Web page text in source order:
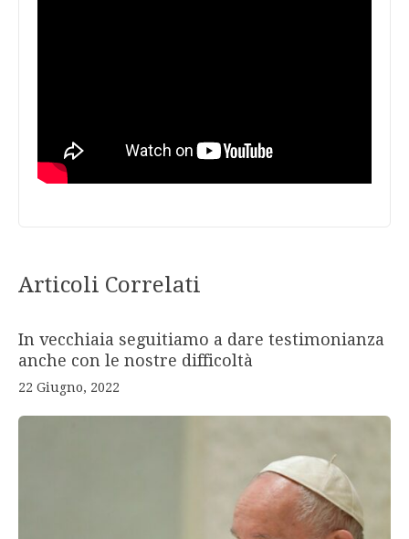
Articoli Correlati
In vecchiaia seguitiamo a dare testimonianza
anche con le nostre difficoltà
22 Giugno, 2022